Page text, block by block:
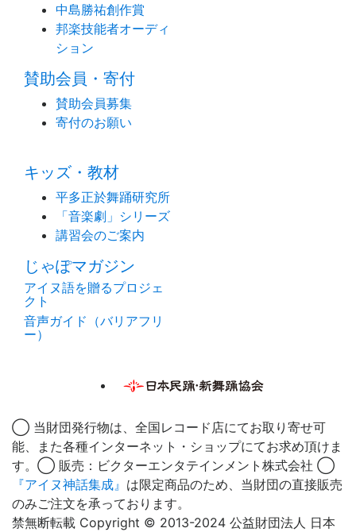
中島勝祐創作賞
邦楽技能者オーディ
ション
賛助会員・寄付
賛助会員募集
寄付のお願い
キッズ・教材
平多正於舞踊研究所
「音楽劇」シリーズ
講習会のご案内
じゃぽマガジン
アイヌ語を贈るプロジェ
クト
音声ガイド（バリアフリ
ー）
◯ 当財団発行物は、全国レコード店にてお取り寄せ可
能、また各種インターネット・ショップにてお求め頂けま
す。◯ 販売：ビクターエンタテインメント株式会社 ◯
『アイヌ神話集成』 は限定商品のため、当財団の直接販売
のみご注文を承っております。
禁無断転載 Copyright © 2013-2024 公益財団法人 日本